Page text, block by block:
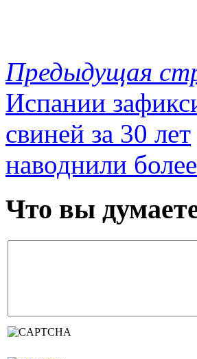
Предыдущая
Испании
свиней за 30 лет
наводнили
Что вы